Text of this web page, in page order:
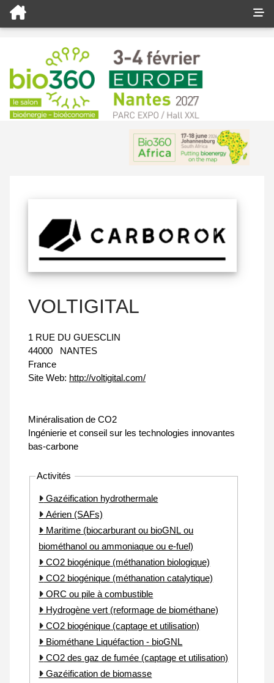
VOLTIGITAL
1 RUE DU GUESCLIN
44000
NANTES
France
Site Web: http://voltigital.com/
Minéralisation de CO2
Ingénierie et conseil sur les technologies innovantes
bas-carbone
Activités
Gazéification hydrothermale
Aérien (SAFs)
Maritime (biocarburant ou bioGNL ou
biométhanol ou ammoniaque ou e-fuel)
CO2 biogénique (méthanation biologique)
CO2 biogénique (méthanation catalytique)
ORC ou pile à combustible
Hydrogène vert (reformage de biométhane)
CO2 biogénique (captage et utilisation)
Biométhane Liquéfaction - bioGNL
CO2 des gaz de fumée (captage et utilisation)
Gazéification de biomasse